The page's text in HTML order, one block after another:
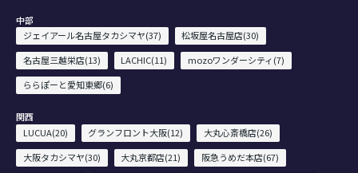
中部
ジェイアール名古屋タカシマヤ(37)
松坂屋名古屋店(30)
名古屋三越栄店(13)
LACHIC(11)
mozoワンダーシティ(7)
ららぽーと愛知東郷(6)
関西
LUCUA(20)
グランフロント大阪(12)
大丸心斎橋店(26)
大阪タカシマヤ(30)
大丸京都店(21)
阪急うめだ本店(67)